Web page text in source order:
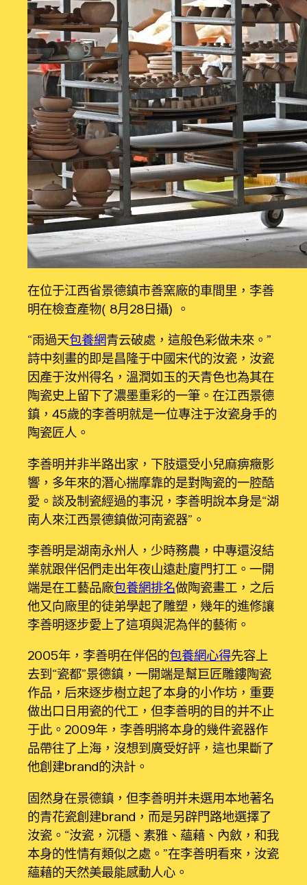
在位于江西省景德鎮市善窯廠的車間里，李善
明在檢查產物（8月28日攝）。
“雨過天包養網青云破處，這般色彩做未來。”
詩中刻畫的即是昌隆于中國宋代的汝瓷，汝瓷
因產于汝州得名，溫潤如玉的天青色也為其在
陶瓷史上留下了濃墨重彩的一筆。在江西景德
鎮，45歲的李善明就是一位專注于汝瓷身手的
陶瓷匠人。
李善明并非半路出家，下肢還受小兒麻痹癥影
響，多年來的潛心揣摩靠的是對陶瓷的一腔酷
愛。談及制瓷經過的事況，李善明說本身是“湖
南人來江西景德鎮做河南瓷器”。
李善明是湖南永州人，少時務農，中專還沒結
業就跟伴侶們走出年夜山遠赴廈門打工。一開
端是在工藝品廠包養網排名做陶瓷畫工，之后
他又向廠里的徒弟學起了雕塑，幾年的進修讓
李善明逐步愛上了這項與泥為伴的藝術。
2005年，李善明在伴侶的包養網心得先容上
去到“瓷都”景德鎮，一開端是幫巨匠雕鏤陶瓷
作品，后來逐步樹立起了本身的小作坊，重要
做出口日用瓷的代工，但李善明的目的并不止
于此。2009年，李善明將本身的幾件瓷器作
品帶往了上海，沒想到廣受好評，這也果斷了
他創建brand的決計。
固然身在景德鎮，但李善明并未選用本地著名
的青花瓷創建brand，而是另辟門路地選擇了
汝瓷。“汝瓷，沉穩、素雅、蘊藉、內斂，和我
本身的性情有類似之處。”在李善明看來，汝瓷
蘊藉的天然美最能感動人心。